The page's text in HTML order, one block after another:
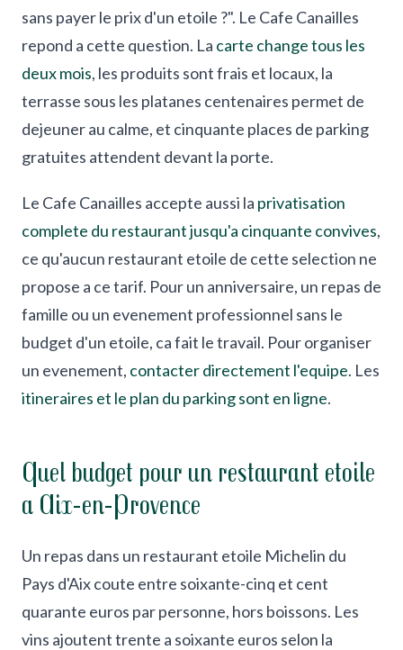
sans payer le prix d'un etoile ?". Le Cafe Canailles
repond a cette question. La carte change tous les
deux mois, les produits sont frais et locaux, la
terrasse sous les platanes centenaires permet de
dejeuner au calme, et cinquante places de parking
gratuites attendent devant la porte.
Le Cafe Canailles accepte aussi la privatisation
complete du restaurant jusqu'a cinquante convives,
ce qu'aucun restaurant etoile de cette selection ne
propose a ce tarif. Pour un anniversaire, un repas de
famille ou un evenement professionnel sans le
budget d'un etoile, ca fait le travail. Pour organiser
un evenement, contacter directement l'equipe. Les
itineraires et le plan du parking sont en ligne.
Quel budget pour un restaurant etoile
a Aix-en-Provence
Un repas dans un restaurant etoile Michelin du
Pays d'Aix coute entre soixante-cinq et cent
quarante euros par personne, hors boissons. Les
vins ajoutent trente a soixante euros selon la